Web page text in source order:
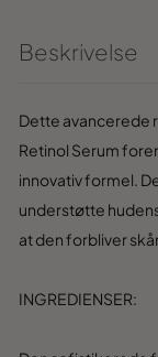
Beskrivelse
Dette avancerede
Retinol Serum
innovativ formel.
understøtte
at den forbliver
INGREDIENSER: